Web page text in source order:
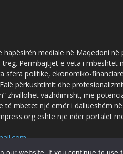
hapësirën mediale në Maqedoni
Përmbajtjet e veta i
sfera politike, ekonomiko-
përkushtimit dhe
zhvillohet vazhdimisht, me
të mbetet një emër i dallueshëm
është një ndër portalet